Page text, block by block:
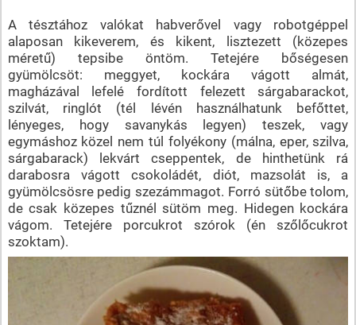
A tésztához valókat habverővel vagy robotgéppel
alaposan kikeverem, és kikent, lisztezett (közepes
méretű) tepsibe öntöm. Tetejére bőségesen
gyümölcsöt: meggyet, kockára vágott almát,
magházával lefelé fordított felezett sárgabarackot,
szilvát, ringlót (tél lévén használhatunk befőttet,
lényeges, hogy savanykás legyen) teszek, vagy
egymáshoz közel nem túl folyékony (málna, eper, szilva,
sárgabarack) lekvárt cseppentek, de hinthetünk rá
darabosra vágott csokoládét, diót, mazsolát is, a
gyümölcsösre pedig szezámmagot. Forró sütőbe tolom,
de csak közepes tűznél sütöm meg. Hidegen kockára
vágom. Tetejére porcukrot szórok (én szőlőcukrot
szoktam).